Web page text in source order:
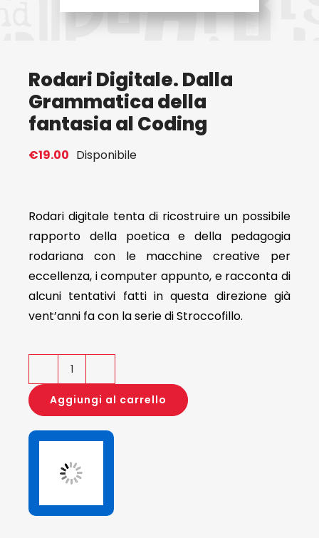
Rodari Digitale. Dalla
Grammatica della
fantasia al Coding
€19.00 Disponibile
Rodari digitale tenta di ricostruire un possibile
rapporto della poetica e della pedagogia
rodariana con le macchine creative per
eccellenza, i computer appunto, e racconta di
alcuni tentativi fatti in questa direzione già
vent’anni fa con la serie di Stroccofillo.
Rodari
Digitale.
Dalla
Grammatica
della
fantasia
Coding
Aggiungi al carrello